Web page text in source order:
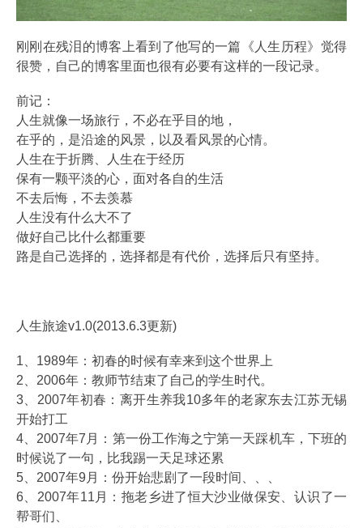
刚刚在残泪的博客上看到了他写的一篇《人生历程》觉得
很赞，自己的博客里面也很有必要有这样的一段记录。
前记：
人生就像一场旅行，不必在乎目的地，
在乎的，是沿途的风景，以及看风景的心情。
人生在于折腾、人生在于经历
保有一颗平淡的心，面对各自的生活
不去后悔，不去羡慕
人生没有什么大不了
做好自己比什么都重要
路是自己选择的，选择都是有代价，选择后只有坚持。
人生旅途v1.0(2013.6.3更新)
1、1989年：初春的时候有幸来到这个世界上
2、2006年：教师节结束了自己的学生时代。
3、2007年初春：离开生养我10多年的老家东去江苏无锡
开始打工
4、2007年7月：第一份工作海之宁第一天踩机车，下班的
时候说了一句，比我踢一天足球还累
5、2007年9月：份开始悲剧了一段时间、、、
6、2007年11月：拖老乡进了恒大沙业做保安、认识了一
帮哥们、